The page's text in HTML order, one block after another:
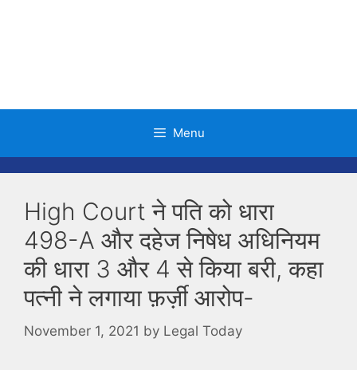
Menu
High Court ने पति को धारा
498-A और दहेज निषेध अधिनियम
की धारा 3 और 4 से किया बरी, कहा
पत्नी ने लगाया फ़र्ज़ी आरोप-
November 1, 2021 by Legal Today